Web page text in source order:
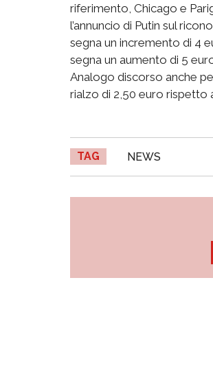
riferimento, Chicago e
l’annuncio di Putin sul
segna un incremento di 4
segna un aumento di 5
Analogo discorso anche
rialzo di 2,50 euro rispetto
TAG NEWS